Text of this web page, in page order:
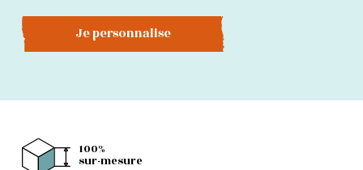
Je personnalise
100%
sur-mesure